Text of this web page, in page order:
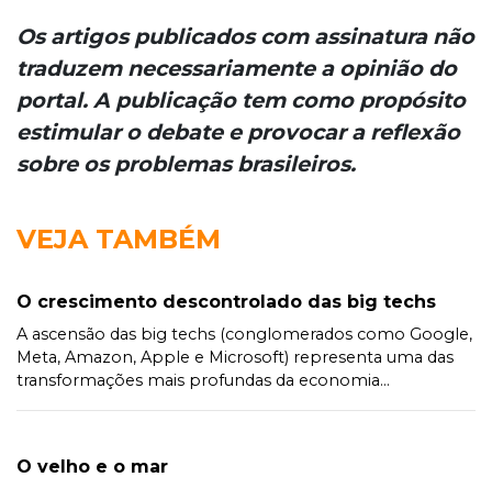
Os artigos publicados com assinatura não
traduzem necessariamente a opinião do
portal. A publicação tem como propósito
estimular o debate e provocar a reflexão
sobre os problemas brasileiros.
VEJA TAMBÉM
O crescimento descontrolado das big techs
A ascensão das big techs (conglomerados como Google,
Meta, Amazon, Apple e Microsoft) representa uma das
transformações mais profundas da economia...
O velho e o mar